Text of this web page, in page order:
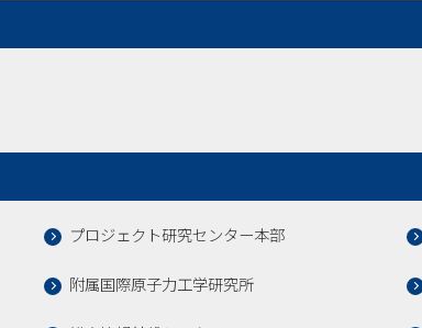
プロジェクト研究センター本部
附属国際原子力工学研究所